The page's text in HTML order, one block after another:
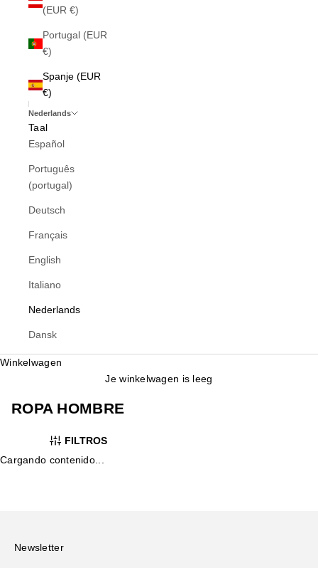
(EUR €)
Portugal (EUR
€)
Spanje (EUR
€)
Nederlands
Taal
Español
Português
(portugal)
Deutsch
Français
English
Italiano
Nederlands
Dansk
Winkelwagen
Je winkelwagen is leeg
ROPA HOMBRE
FILTROS
Cargando contenido...
Newsletter